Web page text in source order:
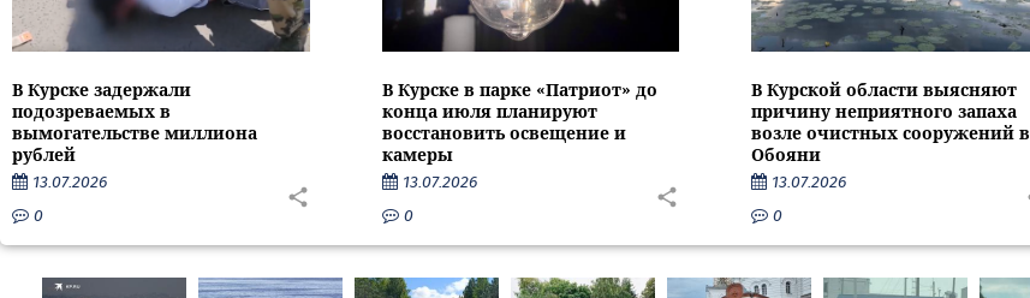
В Курске задержали
подозреваемых в
вымогательстве миллиона
рублей
13.07.2026
0
В Курске в парке «Патриот» до
конца июля планируют
восстановить освещение и
камеры
13.07.2026
0
В Курской области выясняют
причину неприятного запаха
возле очистных сооружений в
Обояни
13.07.2026
0